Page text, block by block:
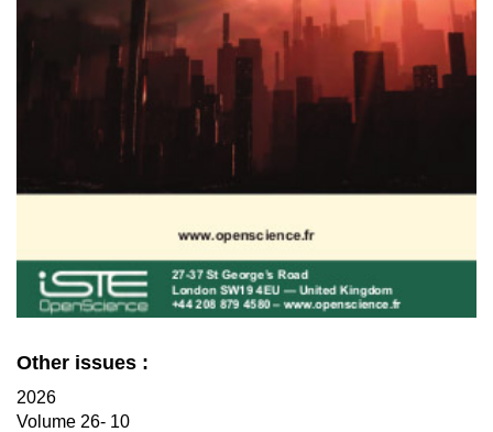
Other issues :
2026
Volume 26- 10